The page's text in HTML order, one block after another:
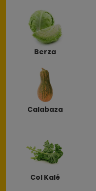
Berza
Calabaza
Col Kalé